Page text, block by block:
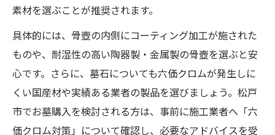
素材を選ぶことが推奨されます。
具体的には、骨壺の内側にコーティング加工が施された
ものや、耐湿性の高い陶器製・金属製の骨壺を選ぶと安
心です。さらに、墓石についても六価クロムが発生しに
くい国産材や実績ある業者の製品を選びましょう。松戸
市でお墓購入を検討される方は、事前に施工業者へ「六
価クロム対策」について確認し、必要なアドバイスを受